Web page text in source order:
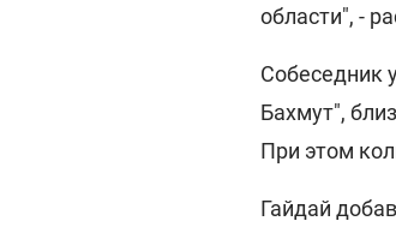
области", -
Собеседник
Бахмут",
При этом
Гайдай